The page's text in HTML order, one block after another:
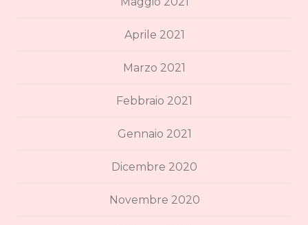
Aprile 2021
Marzo 2021
Febbraio 2021
Gennaio 2021
Dicembre 2020
Novembre 2020